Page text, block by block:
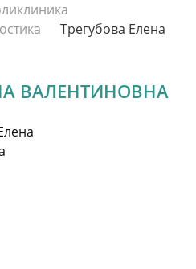
Трегубова Елена
ВАЛЕНТИНОВНА